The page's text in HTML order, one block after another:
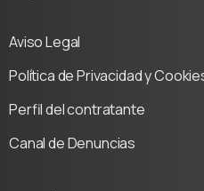
Aviso Legal
Política de Privacidad y
Perfil del contratante
Canal de Denuncias